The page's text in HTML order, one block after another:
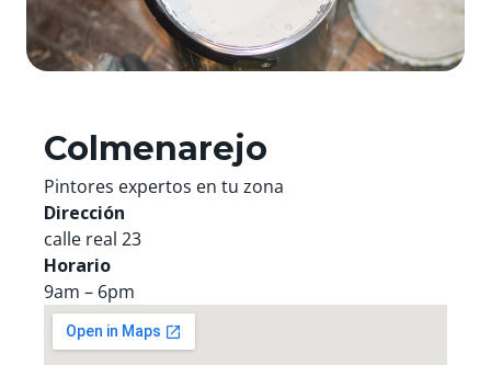
Colmenarejo
Pintores expertos en tu zona
Dirección
calle real 23
Horario
9am – 6pm